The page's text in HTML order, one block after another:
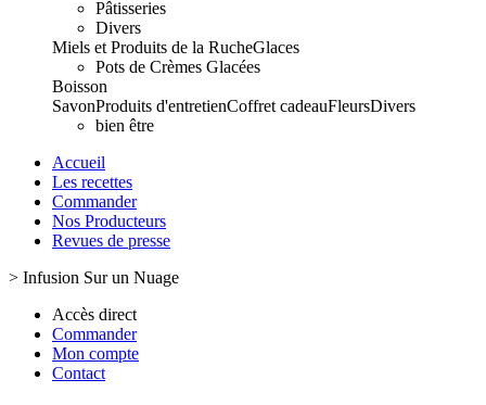
Pâtisseries
Divers
Miels et Produits de la RucheGlaces
Pots de Crèmes Glacées
Boisson
SavonProduits d'entretienCoffret cadeauFleursDivers
bien être
Accueil
Les recettes
Commander
Nos Producteurs
Revues de presse
> Infusion Sur un Nuage
Accès direct
Commander
Mon compte
Contact